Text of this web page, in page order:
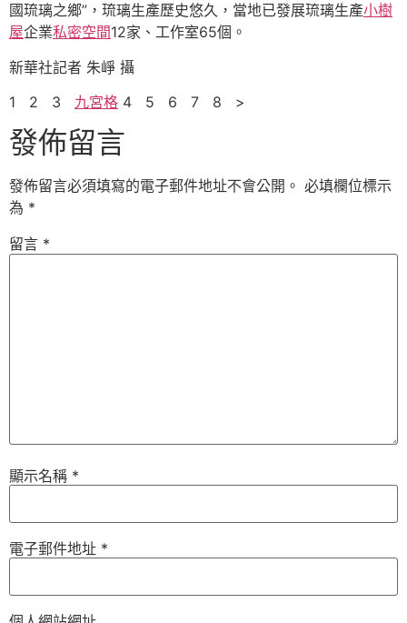
國琉璃之鄉”，琉璃生產歷史悠久，當地已發展琉璃生產小樹
屋企業私密空間12家、工作室65個。
新華社記者 朱崢 攝
1 2 3 九宮格 4 5 6 7 8 >
發佈留言
發佈留言必須填寫的電子郵件地址不會公開。 必填欄位標示
為 *
留言 *
顯示名稱 *
電子郵件地址 *